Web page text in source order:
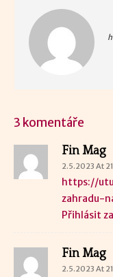
3 komentáře
Fin Mag
2.5.2023 At
https://
zahradu-
Přihlásit
Fin Mag
2.5.2023 At